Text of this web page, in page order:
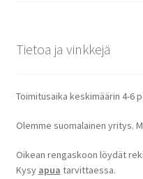
Tietoa ja vinkkejä
Toimitusaika keskimäärin 4-6
Olemme suomalainen yritys.
Oikean rengaskoon löydät
Kysy apua tarvittaessa.